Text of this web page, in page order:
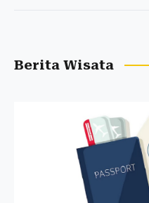
Berita Wisata